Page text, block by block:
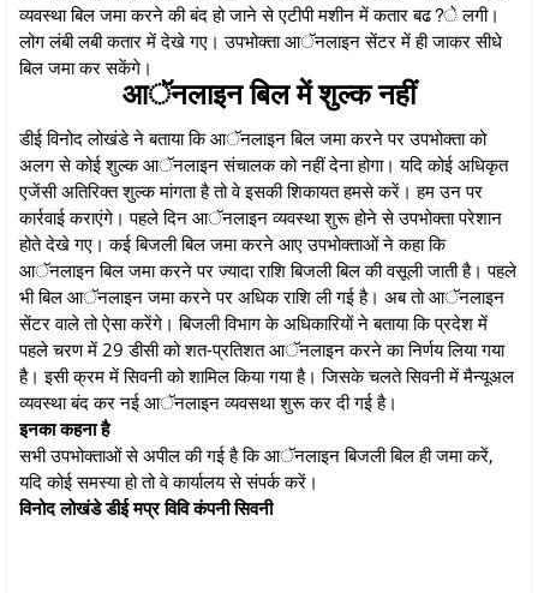
व्यवस्था बिल जमा करने की बंद हो जाने से एटीपी मशीन में कतार बढ?े लगी।
लोग लंबी लबी कतार में देखे गए। उपभोक्ता आॅनलाइन सेंटर में ही जाकर सीधे
बिल जमा कर सकेंगे।
आॅनलाइन बिल में शुल्क नहीं
डीई विनोद लोखंडे ने बताया कि आॅनलाइन बिल जमा करने पर उपभोक्ता को
अलग से कोई शुल्क आॅनलाइन संचालक को नहीं देना होगा। यदि कोई अधिकृत
एजेंसी अतिरिक्त शुल्क मांगता है तो वे इसकी शिकायत हमसे करें। हम उन पर
कार्रवाई कराएंगे। पहले दिन आॅनलाइन व्यवस्था शुरू होने से उपभोक्ता परेशान
होते देखे गए। कई बिजली बिल जमा करने आए उपभोक्ताओं ने कहा कि
आॅनलाइन बिल जमा करने पर ज्यादा राशि बिजली बिल की वसूली जाती है। पहले
भी बिल आॅनलाइन जमा करने पर अधिक राशि ली गई है। अब तो आॅनलाइन
सेंटर वाले तो ऐसा करेंगे। बिजली विभाग के अधिकारियों ने बताया कि प्रदेश में
पहले चरण में 29 डीसी को शत-प्रतिशत आॅनलाइन करने का निर्णय लिया गया
है। इसी क्रम में सिवनी को शामिल किया गया है। जिसके चलते सिवनी में मैन्यूअल
व्यवस्था बंद कर नई आॅनलाइन व्यवसथा शुरू कर दी गई है।
इनका कहना है
सभी उपभोक्ताओं से अपील की गई है कि आॅनलाइन बिजली बिल ही जमा करें,
यदि कोई समस्या हो तो वे कार्यालय से संपर्क करें।
विनोद लोखंडे डीई मप्र विवि कंपनी सिवनी